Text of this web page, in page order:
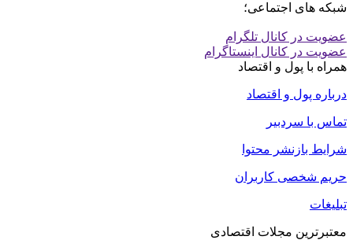
شبکه های اجتماعی؛
عضویت در کانال تلگرام
عضویت در کانال اینستاگرام
همراه با پول و اقتصاد
درباره پول و اقتصاد
تماس با سردبیر
شرایط بازنشر محتوا
حریم شخصی کاربران
تبلیغات
معتبرترین مجلات اقتصادی